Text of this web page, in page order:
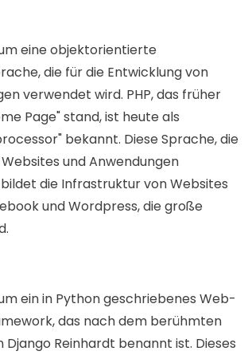
eine objektorientierte
die für die Entwicklung von
verwendet wird. PHP, das früher
Page" stand, ist heute als
bekannt. Diese Sprache, die
und Anwendungen
die Infrastruktur von Websites
und Wordpress, die große
ein in Python geschriebenes Web-
das nach dem berühmten
Reinhardt benannt ist. Dieses